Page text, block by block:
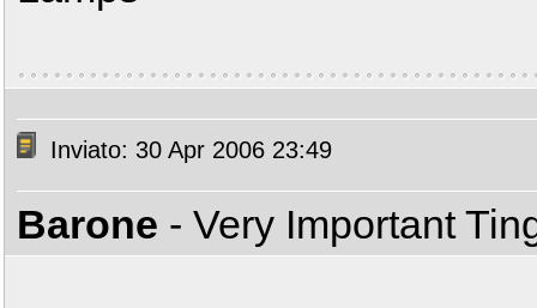
Inviato: 30 Apr 2006 23:49
Barone - Very Important